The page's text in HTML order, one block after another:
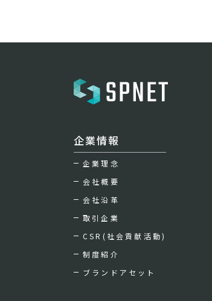
企業情報
企業理念
会社概要
会社沿革
取引企業
CSR(社会貢献活動)
制度紹介
ブランドアセット